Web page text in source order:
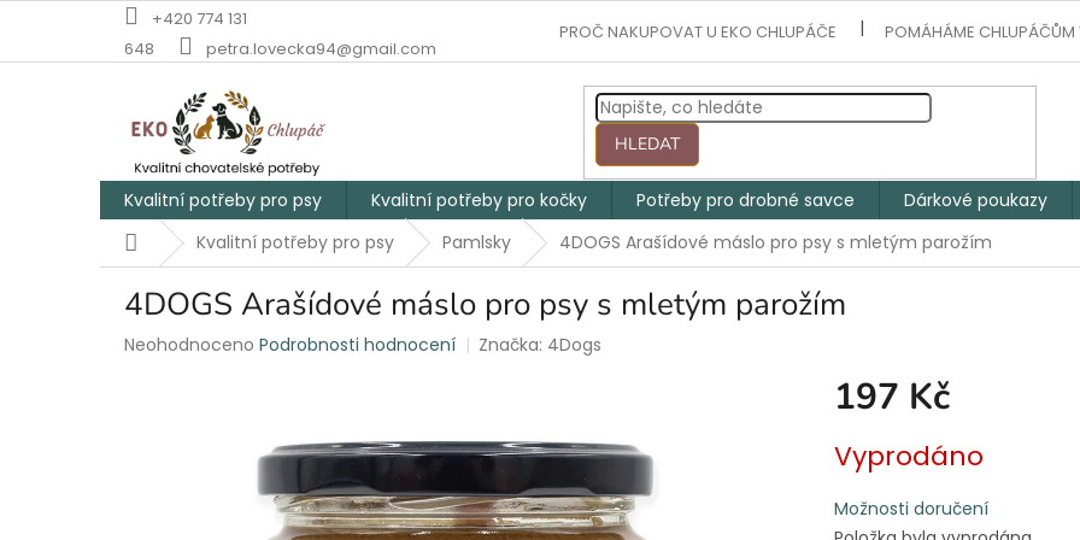
obsah
+420 774 131
648
petra.lovecka94@gmail.com
PROČ NAKUPOVAT U EKO CHLUPÁČE POMÁHÁME CHLUPÁČŮM
HLEDAT
Kvalitní potřeby pro psy Kvalitní potřeby pro kočky Potřeby pro drobné savce Dárkové poukazy
DomůKvalitní potřeby pro psy Pamlsky 4DOGS Arašídové máslo pro psy s mletým parožím
4DOGS Arašídové máslo pro psy s mletým parožím
Průměrné
Neohodnoceno Podrobnosti hodnocení Značka: 4Dogs
197 Kč
cena:
Vyprodáno
Možnosti doručení